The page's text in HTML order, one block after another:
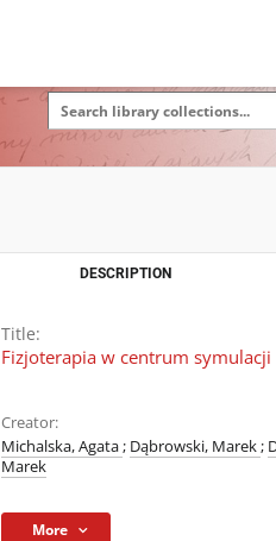
DESCRIPTION
Title:
Fizjoterapia w centrum
Creator:
Michalska, Agata; Dąbrowski, Marek;
Marek
More